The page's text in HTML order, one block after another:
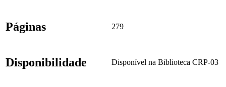
Páginas 279
Disponibilidade Disponível na Biblioteca CRP-03